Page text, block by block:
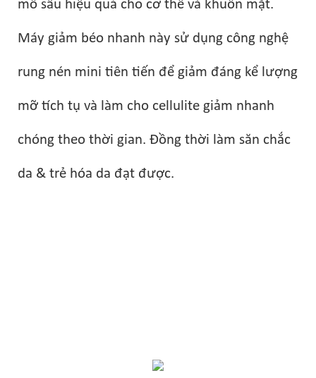
mô sâu hiệu quả cho cơ thể và khuôn mặt.
Máy giảm béo nhanh này sử dụng công nghệ
rung nén mini tiên tiến để giảm đáng kể lượng
mỡ tích tụ và làm cho cellulite giảm nhanh
chóng theo thời gian. Đồng thời làm săn chắc
da & trẻ hóa da đạt được.